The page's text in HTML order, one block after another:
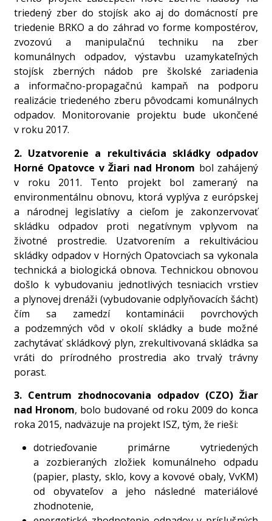
triedený zber do stojísk ako aj do domácností pre
triedenie BRKO a do záhrad vo forme kompostérov,
zvozovú a manipulačnú techniku na zber
komunálnych odpadov, výstavbu uzamykateľných
stojísk zberných nádob pre školské zariadenia
a informačno-propagačnú kampaň na podporu
realizácie triedeného zberu pôvodcami komunálnych
odpadov. Monitorovanie projektu bude ukončené
v roku 2017.
2. Uzatvorenie a rekultivácia skládky odpadov
Horné Opatovce v Žiari nad Hronom bol zahájený
v roku 2011. Tento projekt bol zameraný na
environmentálnu obnovu, ktorá vyplýva z európskej
a národnej legislatívy a cieľom je zakonzervovať
skládku odpadov proti negatívnym vplyvom na
životné prostredie. Uzatvorením a rekultiváciou
skládky odpadov v Horných Opatovciach sa vykonala
technická a biologická obnova. Technickou obnovou
došlo k vybudovaniu jednotlivých tesniacich vrstiev
a plynovej drenáži (vybudovanie odplyňovacích šácht)
čím sa zamedzí kontaminácii povrchových
a podzemných vôd v okolí skládky a bude možné
zachytávať skládkový plyn, zrekultivovaná skládka sa
vráti do prírodného prostredia ako trvalý trávny
porast.
3. Centrum zhodnocovania odpadov (CZO) Žiar
nad Hronom, bolo budované od roku 2009 do konca
roka 2015, nadväzuje na projekt ISZ, tým, že rieši:
dotrieďovanie primárne vytriedených
a zozbieraných zložiek komunálneho odpadu
(papier, plasty, sklo, kovy a kovové obaly, VvKM)
od obyvateľov a jeho následné materiálové
zhodnotenie,